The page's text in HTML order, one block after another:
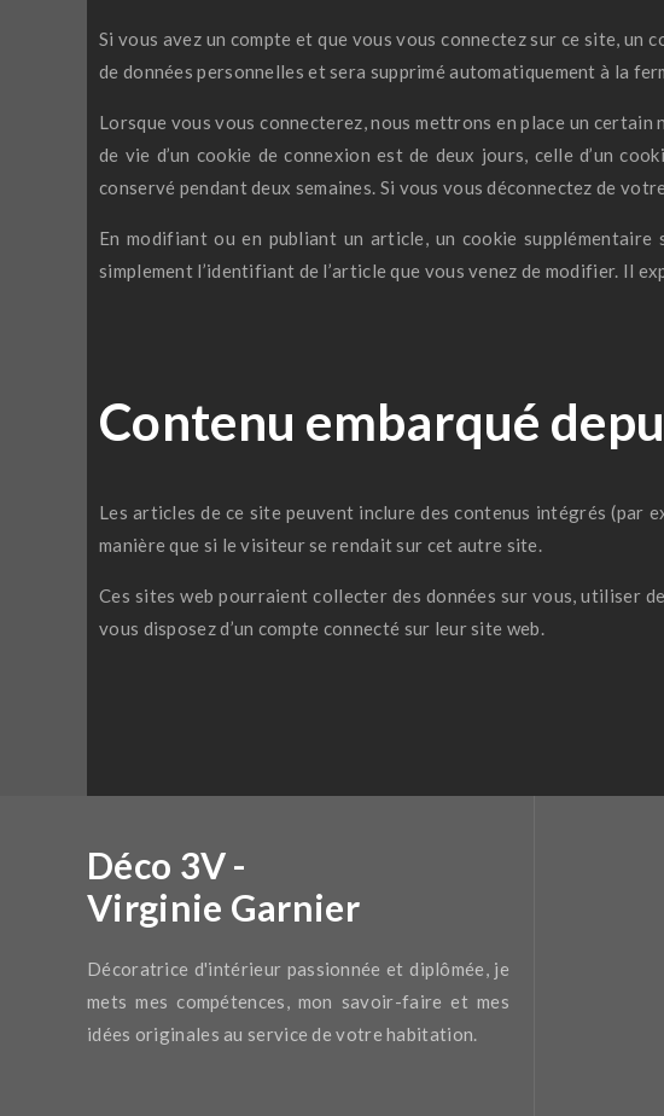
Si vous avez un compte et que vous vous connectez sur ce site,
de données personnelles et sera supprimé automatiquement à la
Lorsque vous vous connecterez, nous mettrons en place un
de vie d’un cookie de connexion est de deux jours, celle d’un
conservé pendant deux semaines. Si vous vous déconnectez de
En modifiant ou en publiant un article, un cookie
simplement l’identifiant de l’article que vous venez de modifier. Il
Contenu embarqué
Les articles de ce site peuvent inclure des contenus intégrés (par
manière que si le visiteur se rendait sur cet autre site.
Ces sites web pourraient collecter des données sur vous, utiliser
vous disposez d’un compte connecté sur leur site web.
Déco 3V -
Virginie Garnier
Décoratrice d'intérieur passionnée et diplômée, je
mets mes compétences, mon savoir-faire et mes
idées originales au service de votre habitation.